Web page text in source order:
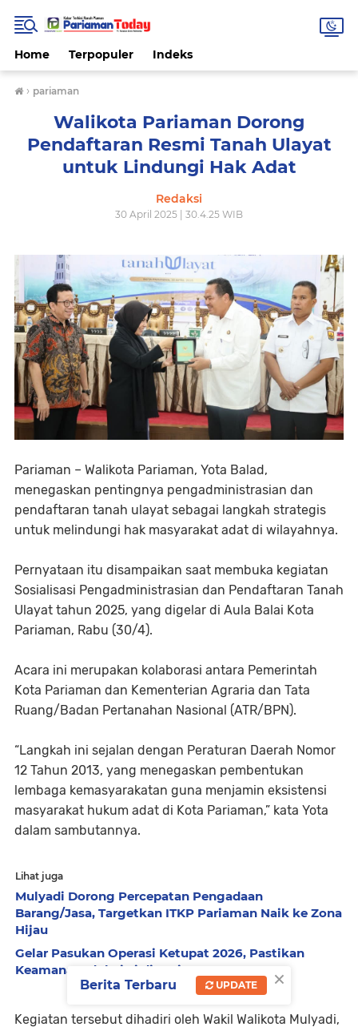
Home Terpopuler Indeks
› pariaman
Walikota Pariaman Dorong
Pendaftaran Resmi Tanah Ulayat
untuk Lindungi Hak Adat
Redaksi
30 April 2025 | 30.4.25 WIB
Pariaman – Walikota Pariaman, Yota Balad,
menegaskan pentingnya pengadministrasian dan
pendaftaran tanah ulayat sebagai langkah strategis
untuk melindungi hak masyarakat adat di wilayahnya.
Pernyataan itu disampaikan saat membuka kegiatan
Sosialisasi Pengadministrasian dan Pendaftaran Tanah
Ulayat tahun 2025, yang digelar di Aula Balai Kota
Pariaman, Rabu (30/4).
Acara ini merupakan kolaborasi antara Pemerintah
Kota Pariaman dan Kementerian Agraria dan Tata
Ruang/Badan Pertanahan Nasional (ATR/BPN).
“Langkah ini sejalan dengan Peraturan Daerah Nomor
12 Tahun 2013, yang menegaskan pembentukan
lembaga kemasyarakatan guna menjamin eksistensi
masyarakat hukum adat di Kota Pariaman,” kata Yota
dalam sambutannya.
Lihat juga
Mulyadi Dorong Percepatan Pengadaan
Barang/Jasa, Targetkan ITKP Pariaman Naik ke Zona
Hijau
Gelar Pasukan Operasi Ketupat 2026, Pastikan
Keamanan Idul Fitri di Pariaman
Kegiatan tersebut dihadiri oleh Wakil Walikota Mulyadi,
×
Berita Terbaru UPDATE